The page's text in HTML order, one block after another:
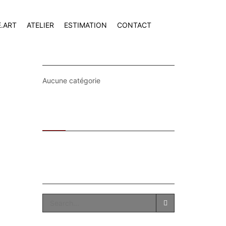
ATELIER ESTIMATION CONTACT
Aucune catégorie